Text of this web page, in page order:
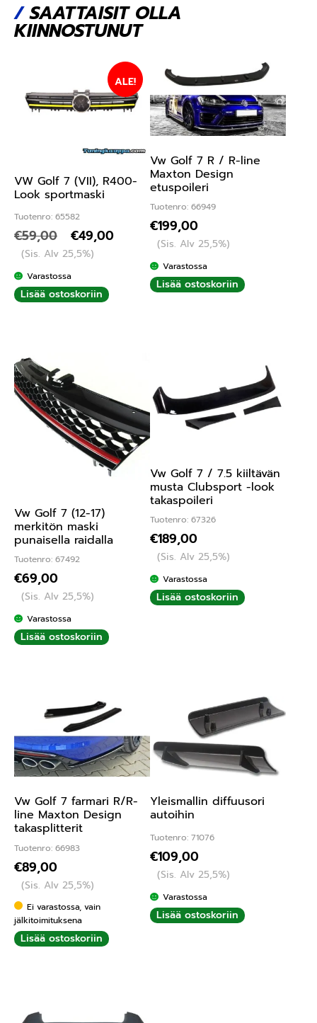
/SAATTAISIT OLLA
KIINNOSTUNUT
VW Golf 7 (VII), R400-
Look sportmaski
Tuotenro: 65582
ALE!
€59,00 €49,00
(Sis. Alv 25,5%)
Varastossa
Lisää ostoskoriin
Vw Golf 7 R / R-line
Maxton Design
etuspoileri
Tuotenro: 66949
€199,00
(Sis. Alv 25,5%)
Varastossa
Lisää ostoskoriin
Vw Golf 7 (12-17)
merkitön maski
punaisella raidalla
Tuotenro: 67492
€69,00
(Sis. Alv 25,5%)
Varastossa
Lisää ostoskoriin
Vw Golf 7 / 7.5 kiiltävän
musta Clubsport -look
takaspoileri
Tuotenro: 67326
€189,00
(Sis. Alv 25,5%)
Varastossa
Lisää ostoskoriin
Vw Golf 7 farmari R/R-
line Maxton Design
takasplitterit
Tuotenro: 66983
€89,00
(Sis. Alv 25,5%)
Ei varastossa, vain
jälkitoimituksena
Lisää ostoskoriin
Yleismallin diffuusori
autoihin
Tuotenro: 71076
€109,00
(Sis. Alv 25,5%)
Varastossa
Lisää ostoskoriin